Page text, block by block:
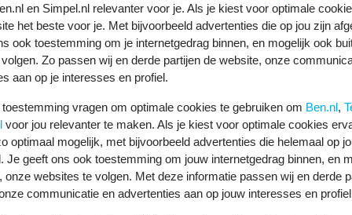
groot gewichtsverschil
maar verschillen in details. De Galaxy S25 is
dan de Pixel 10 met 152,8 x 72 x 8,6 millimeter. Het
slechts 162 gram, terwijl de Pixel 10 204 gram op
duidelijk in je hand – de Galaxy S25 voelt lichter en
hoogwaardige afwerking met Gorilla Glass Victus 2
aluminium. Dit zorgt voor een luxe uitstraling en
S25 heeft wel een extra stevig Armor aluminum 2
en Simpel.nl relevanter voor je. Als je kiest voor optimale
het beste voor je. Met bijvoorbeeld advertenties die op jou zijn
ook toestemming om je internetgedrag binnen, en mogelijk ook
Zo passen wij en derde partijen de website, onze
aan op je interesses en profiel.
vragen om optimale cookies te gebruiken om Ben.nl,
voor jou relevanter te maken. Als je kiest voor optimale cookies
optimaal mogelijk, met bijvoorbeeld advertenties die helemaal op
Je geeft ons ook toestemming om jouw internetgedrag binnen, en
onze websites te volgen. Met deze informatie passen wij en derde
communicatie en advertenties aan op jouw interesses en